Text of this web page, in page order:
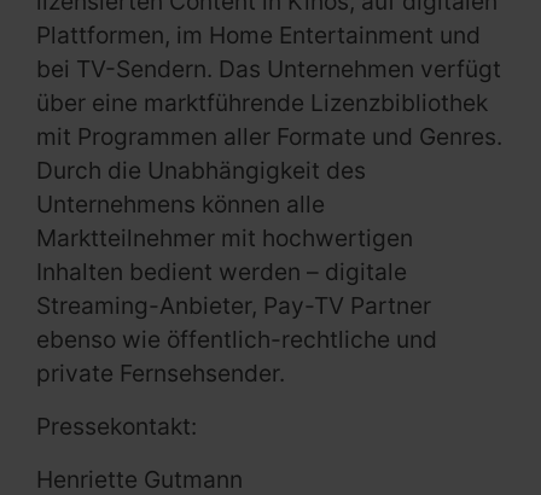
Plattformen, im Home Entertainment und
bei TV-Sendern. Das Unternehmen verfügt
über eine marktführende Lizenzbibliothek
mit Programmen aller Formate und Genres.
Durch die Unabhängigkeit des
Unternehmens können alle
Marktteilnehmer mit hochwertigen
Inhalten bedient werden – digitale
Streaming-Anbieter, Pay-TV Partner
ebenso wie öffentlich-rechtliche und
private Fernsehsender.
Pressekontakt:
Henriette Gutmann